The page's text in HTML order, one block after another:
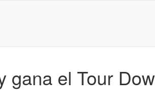
gana el Tour